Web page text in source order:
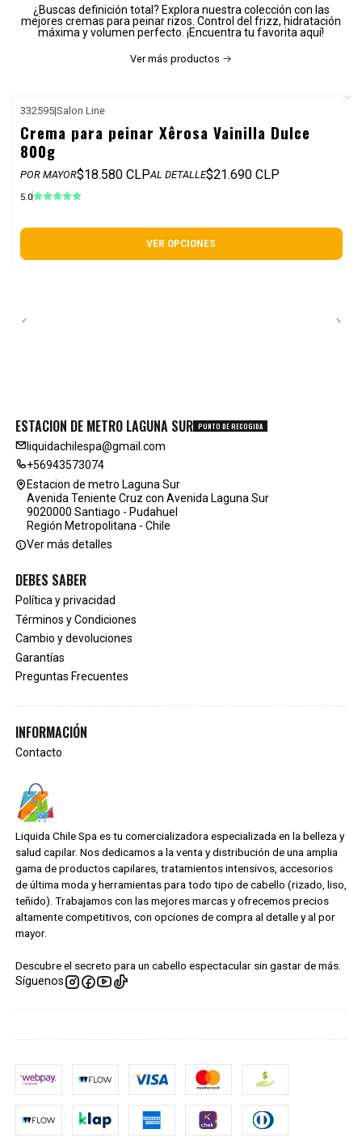
¿Buscas definición total? Explora nuestra colección con las
mejores cremas para peinar rizos. Control del frizz, hidratación
máxima y volumen perfecto. ¡Encuentra tu favorita aquí!
Ver más productos
332595|Salon Line
Crema para peinar Xêrosa Vainilla Dulce
800g
POR MAYOR$18.580 CLPAL DETALLE$21.690 CLP
5.0
VER OPCIONES
ESTACION DE METRO LAGUNA SUR PUNTO DE RECOGIDA
liquidachilespa@gmail.com
+56943573074
Estacion de metro Laguna Sur
Avenida Teniente Cruz con Avenida Laguna Sur
9020000 Santiago - Pudahuel
Región Metropolitana - Chile
Ver más detalles
DEBES SABER
Política y privacidad
Términos y Condiciones
Cambio y devoluciones
Garantías
Preguntas Frecuentes
INFORMACIÓN
Contacto
Liquida Chile Spa es tu comercializadora especializada en la belleza y
salud capilar. Nos dedicamos a la venta y distribución de una amplia
gama de productos capilares, tratamientos intensivos, accesorios
de última moda y herramientas para todo tipo de cabello (rizado, liso,
teñido). Trabajamos con las mejores marcas y ofrecemos precios
altamente competitivos, con opciones de compra al detalle y al por
mayor.
Descubre el secreto para un cabello espectacular sin gastar de más.
Síguenos